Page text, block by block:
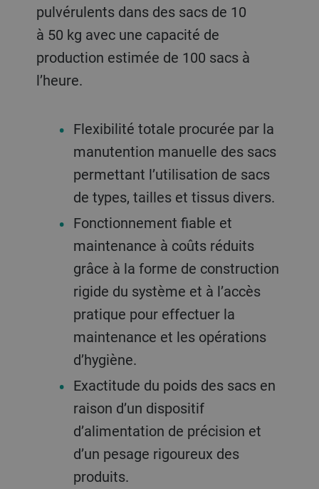
pulvérulents dans des sacs de 10
à 50 kg avec une capacité de
production estimée de 100 sacs à
l’heure.
Flexibilité totale procurée par la
manutention manuelle des sacs
permettant l’utilisation de sacs
de types, tailles et tissus divers.
Fonctionnement fiable et
maintenance à coûts réduits
grâce à la forme de construction
rigide du système et à l’accès
pratique pour effectuer la
maintenance et les opérations
d’hygiène.
Exactitude du poids des sacs en
raison d’un dispositif
d’alimentation de précision et
d’un pesage rigoureux des
produits.